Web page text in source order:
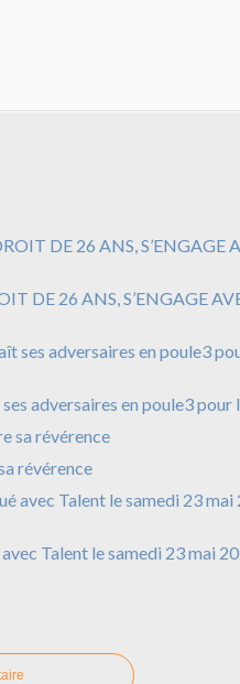
DE 26 ANS, S’ENGAGE
adversaires en poule3 pour
révérence
Talent le samedi 23 mai